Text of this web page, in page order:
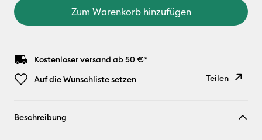
Zum Warenkorb hinzufügen
Kostenloser versand ab 50 €*
Auf die Wunschliste setzen
Teilen
Beschreibung